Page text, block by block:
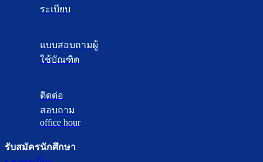
ระเบียบ
แบบสอบถามผู้
ใช้บัณฑิต
ติดต่อ
สอบถาม
office hour
รับสมัครนักศึกษา